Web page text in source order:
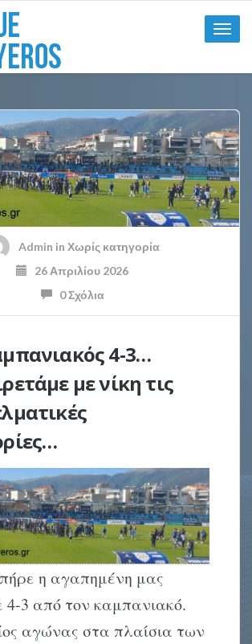
Toggle
Admin in Χωρίς κατηγορία
26 Απριλίου 2026
0 Σχόλια
4-3…
με νίκη τις
η αγαπημένη μας
3 από τον καμπανιακό.
αγώνας στα πλαίσια των